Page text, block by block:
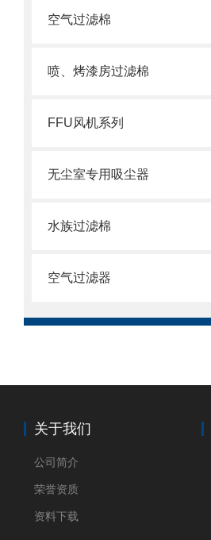
空气过滤棉
喷、烤漆房过滤棉
FFU风机系列
无尘室专用吸尘器
水族过滤棉
空气过滤器
关于我们
公司简介
荣誉资质
资料下载